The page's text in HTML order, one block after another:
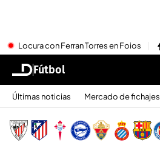
Locura con Ferran Torres en Foios
Fútbol
Últimas noticias Mercado de fichajes